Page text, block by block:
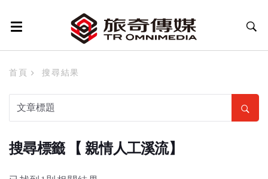
首頁 搜尋結果
搜尋標籤 【 親情人工溪流】